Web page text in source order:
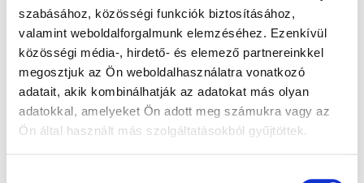
szabásához, közösségi funkciók biztosításához,
valamint weboldalforgalmunk elemzéséhez. Ezenkívül
közösségi média-, hirdető- és elemező partnereinkkel
megosztjuk az Ön weboldalhasználatra vonatkozó
adatait, akik kombinálhatják az adatokat más olyan
adatokkal, amelyeket Ön adott meg számukra vagy az
Ön által használt más szolgáltatásokból gyűjtöttek.
Gelatinekapseln